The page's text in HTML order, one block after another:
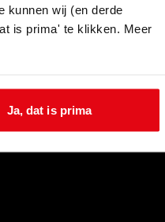
kunnen wij (en derde
is prima' te klikken. Meer
Ja, dat is prima